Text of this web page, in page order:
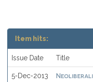
Item hits:
Issue Date Title
5-Dec-2013